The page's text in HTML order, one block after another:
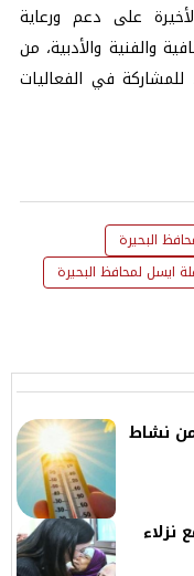
على دعم ورعاية
والفنية والأدبية، من
للمشاركة في الفعاليات
البحيرة
ايسل لمحافظ البحيرة
نشاط
نزلاء